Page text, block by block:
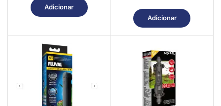
Adicionar
Adicionar